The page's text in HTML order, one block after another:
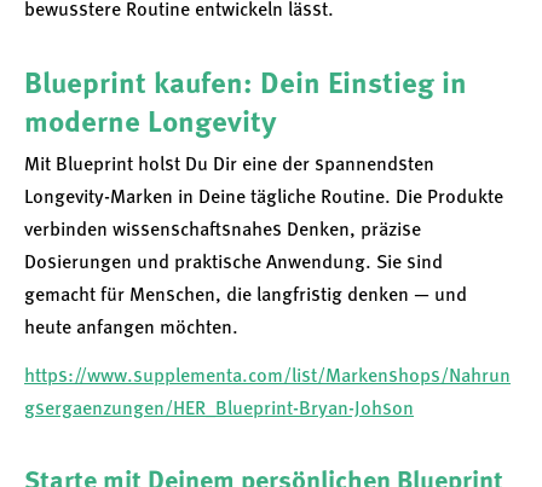
bewusstere Routine entwickeln lässt.
Blueprint kaufen: Dein Einstieg in
moderne Longevity
Mit Blueprint holst Du Dir eine der spannendsten
Longevity-Marken in Deine tägliche Routine. Die Produkte
verbinden wissenschaftsnahes Denken, präzise
Dosierungen und praktische Anwendung. Sie sind
gemacht für Menschen, die langfristig denken — und
heute anfangen möchten.
https://www.supplementa.com/list/Markenshops/Nahrun
gsergaenzungen/HER_Blueprint-Bryan-Johson